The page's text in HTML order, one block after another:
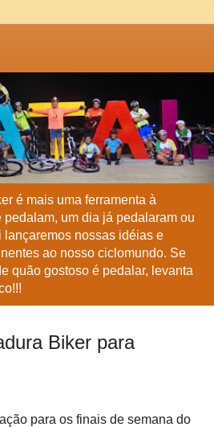
é mais uma ferramenta à
um dia já pedalaram ou
lançaremos nossas idéias e
ao nosso ciclomundo. Se
quão gostoso é pedalar, levanta
Biker para
para os finais de semana do